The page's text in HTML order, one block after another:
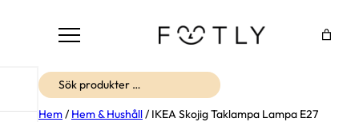
Sök
Hem / Hem & Hushåll / IKEA Skojig Taklampa Lampa E27